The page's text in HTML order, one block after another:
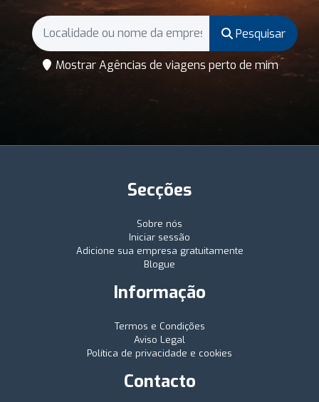
Pesquisar
Mostrar Agências de viagens perto de mim
Secções
Sobre nós
Iniciar sessão
Adicione sua empresa gratuitamente
Blogue
Informação
Termos e Condições
Aviso Legal
Política de privacidade e cookies
Contacto